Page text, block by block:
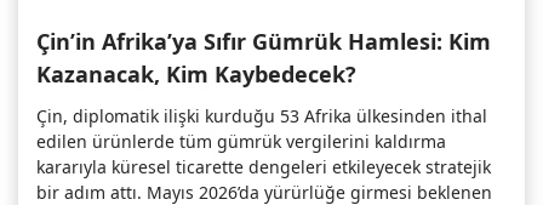
Çin’in Afrika’ya Sıfır Gümrük Hamlesi: Kim
Kazanacak, Kim Kaybedecek?
Çin, diplomatik ilişki kurduğu 53 Afrika ülkesinden ithal
edilen ürünlerde tüm gümrük vergilerini kaldırma
kararıyla küresel ticarette dengeleri etkileyecek stratejik
bir adım attı. Mayıs 2026’da yürürlüğe girmesi beklenen